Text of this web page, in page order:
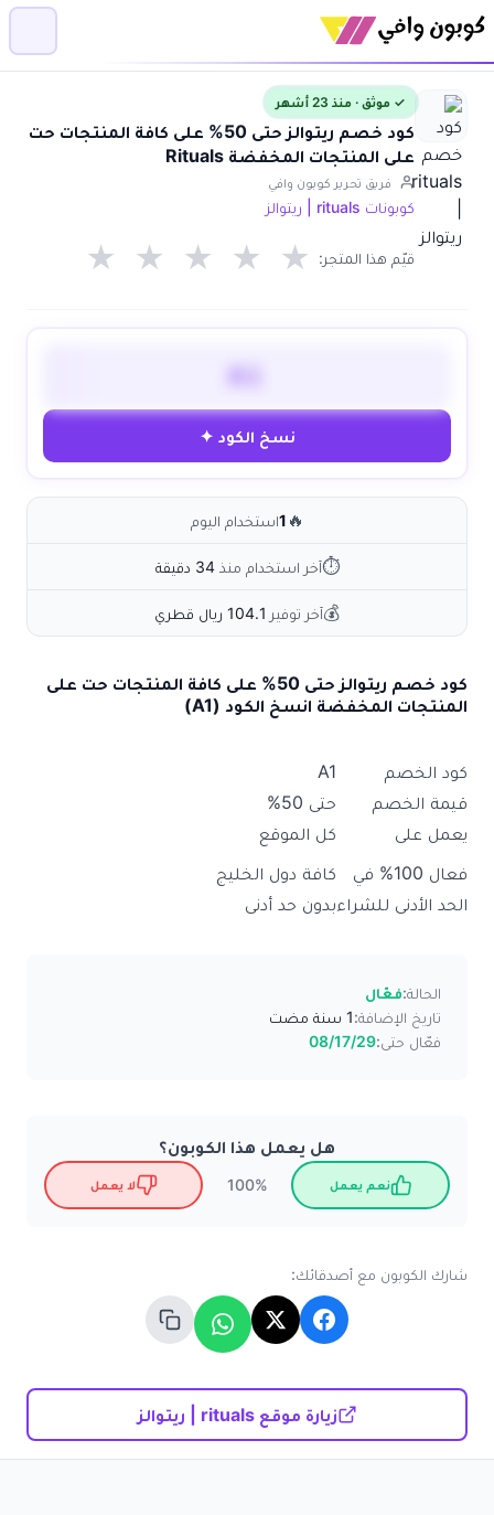
✓ موثق · منذ 23 أشهر
كود خصم ريتوالز حتى 50% على كافة المنتجات حت
على المنتجات المخفضة Rituals
فريق تحرير كوبون وافي
كوبونات rituals | ريتوالز
قيّم هذا المتجر: ★ ★ ★ ★ ★
نسخ الكود ✦
🔥
1استخدام اليوم
⏱آخر استخدام منذ34 دقيقة
💰آخر توفير 104.1 ريال قطري
كود خصم ريتوالز حتى 50% على كافة المنتجات حت على
المنتجات المخفضة انسخ الكود (A1)
كود الخصم
A1
قيمة الخصم
حتى 50%
يعمل على
كل الموقع
فعال 100% في
كافة دول الخليج
الحد الأدنى للشراءبدون حد أدنى
الحالة:فعّال
تاريخ الإضافة:1 سنة مضت
فعّال حتى:08/17/29
هل يعمل هذا الكوبون؟
نعم يعمل 100% لا يعمل
شارك الكوبون مع أصدقائك:
زيارة موقع rituals | ريتوالز